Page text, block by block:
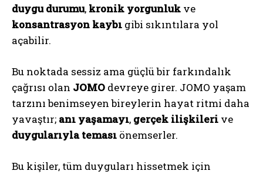
duygu durumu, kronik yorgunluk ve
konsantrasyon kaybı gibi sıkıntılara yol
açabilir.
Bu noktada sessiz ama güçlü bir farkındalık
çağrısı olan JOMO devreye girer. JOMO yaşam
tarzını benimseyen bireylerin hayat ritmi daha
yavaştır; anı yaşamayı, gerçek ilişkileri ve
duygularıyla teması önemserler.
Bu kişiler, tüm duyguları hissetmek için